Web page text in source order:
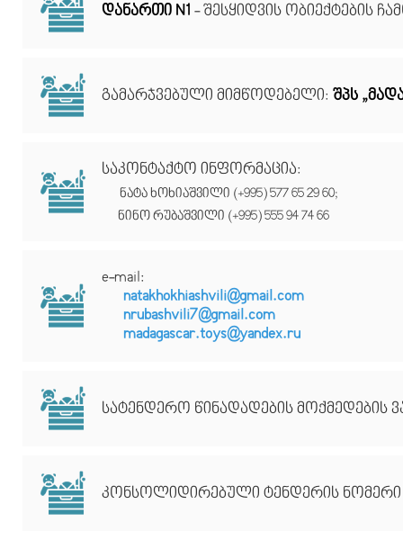
დანართი N1 - შესყიდვის ობიექტების
გამარჯვებული მიმწოდებელი: შპს
საკონტაქტო ინფორმაცია:
ნატა ხოხიაშვილი (+995) 577 65 29 60;
ნინო რუბაშვილი (+995) 555 94 74 66
e-mail:
natakhokhiashvili@gmail.com
nrubashvili7@gmail.com
madagascar.toys@yandex.ru
სატენდერო წინადადების მოქმედების
კონსოლიდირებული ტენდერის ნომერი